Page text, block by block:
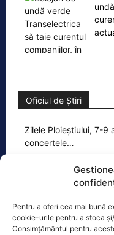
Pentru a oferi cea mai bună
cookie-urile pentru a stoca
Consimțământul pentru
Oficiul de Știri
Zilele Ploieștiului, 7-9
concertele…